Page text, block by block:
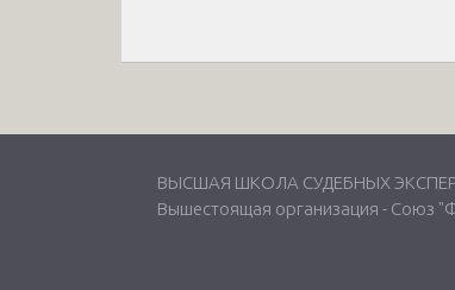
ВЫСШАЯ ШКОЛА СУДЕБНЫХ
Вышестоящая организация - Союз